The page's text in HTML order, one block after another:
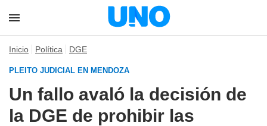
Inicio Política DGE
PLEITO JUDICIAL EN MENDOZA
Un fallo avaló la decisión de
la DGE de prohibir las